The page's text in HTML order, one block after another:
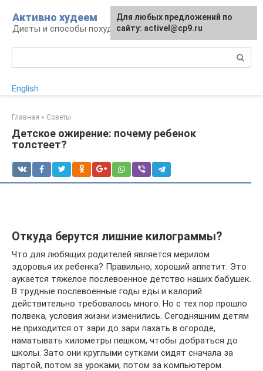
контенту
Активно худеем
Диеты и способы похудения
English
Главная » Советы
Детское ожирение: почему ребенок
толстеет?
Откуда берутся лишние килограммы?
Что для любящих родителей является мерилом
здоровья их ребенка? Правильно, хороший аппетит. Это
аукается тяжелое послевоенное детство наших бабушек.
В трудные послевоенные годы еды и калорий
действительно требовалось много. Но с тех пор прошло
полвека, условия жизни изменились. Сегодняшним детям
не приходится от зари до зари пахать в огороде,
наматывать километры пешком, чтобы добраться до
школы. Зато они круглыми сутками сидят сначала за
партой, потом за уроками, потом за компьютером.
Для любых предложений по
сайту: activel@cp9.ru